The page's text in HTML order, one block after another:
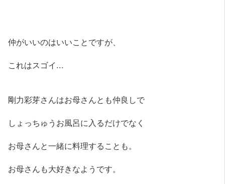
仲がいいのはいいことですが、
これはスゴイ...
剛力彩芽さんはお母さんとも仲良しで
しょっちゅうお風呂に入るだけでなく
お母さんと一緒に料理することも。
お母さんも大好きなようです。